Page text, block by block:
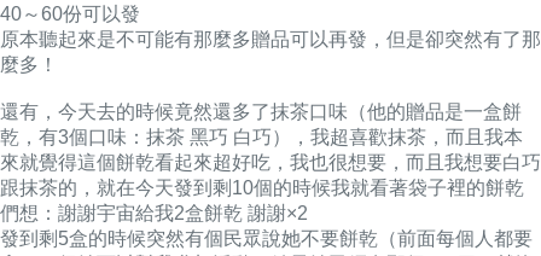
40～60份可以發
原本聽起來是不可能有那麼多贈品可以再發，但是卻突然有了那
麼多！
還有，今天去的時候竟然還多了抹茶口味（他的贈品是一盒餅
乾，有3個口味：抹茶 黑巧 白巧），我超喜歡抹茶，而且我本
來就覺得這個餅乾看起來超好吃，我也很想要，而且我想要白巧
跟抹茶的，就在今天發到剩10個的時候我就看著袋子裡的餅乾
們想：謝謝宇宙給我2盒餅乾 謝謝×2
發到剩5盒的時候突然有個民眾說她不要餅乾（前面每個人都要